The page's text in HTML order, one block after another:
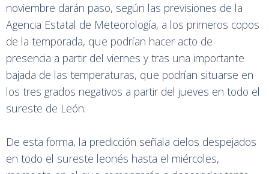
noviembre darán paso, según las previsiones de la
Agencia Estatal de Meteorología, a los primeros copos
de la temporada, que podrían hacer acto de
presencia a partir del viernes y tras una importante
bajada de las temperaturas, que podrían situarse en
los tres grados negativos a partir del jueves en todo el
sureste de León.
De esta forma, la predicción señala cielos despejados
en todo el sureste leonés hasta el miércoles,